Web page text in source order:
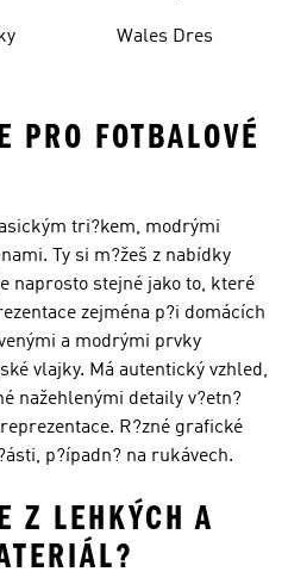
Wales Dres
PRO FOTBALOVÉ
tri?kem, modrými
Ty si m?žeš z nabídky
naprosto stejné jako to, které
zejména p?i domácích
a modrými prvky
vlajky. Má autentický vzhled,
nažehlenými detaily v?etn?
R?zné grafické
p?ípadn? na rukávech.
Z LEHKÝCH A